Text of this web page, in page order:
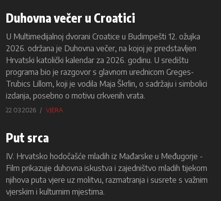
Duhovna večer u Croatici
U Multimedijalnoj dvorani Croatice u Budimpešti 12. ožujka
2026. održana je Duhovna večer, na kojoj je predstavljen
Hrvatski katolički kalendar za 2026. godinu. U središtu
programa bio je razgovor s glavnom urednicom Greges-
Trubics Lillom, koji je vodila Maja Škrlin, o sadržaju i simbolici
izdanja, posebno o motivu crkvenih vrata.
22 03 2026 VJERA
Put srca
IV. Hrvatsko hodočašće mladih iz Mađarske u Međugorje -
Film prikazuje duhovna iskustva i zajedništvo mladih tijekom
njihova puta vjere uz molitvu, razmatranja i susrete s važnim
vjerskim i kulturnim mjestima.